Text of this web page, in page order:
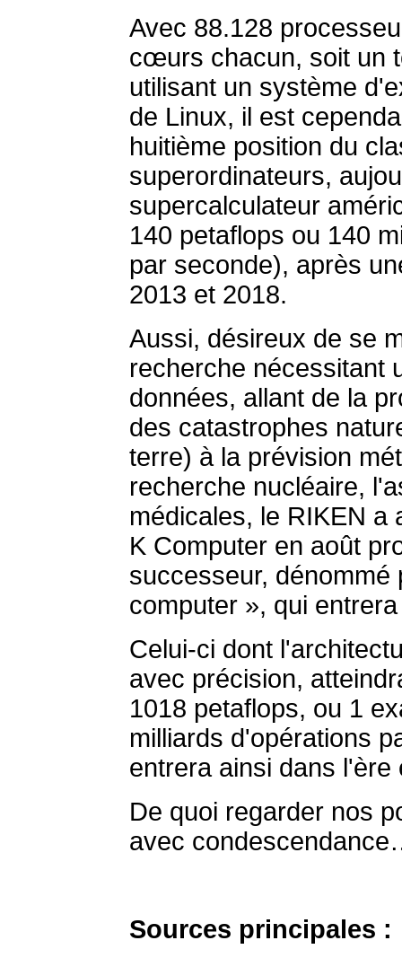
Avec 88.128
cœurs chacun, soit un
utilisant un système
de Linux, il est
huitième position du
superordinateurs,
supercalculateur
140 petaflops ou 140
par seconde), après
2013 et 2018.
Aussi, désireux de se
recherche nécessitant
données, allant de la
des catastrophes
terre) à la prévision
recherche nucléaire,
médicales, le RIKEN a
K Computer en août
successeur, dénommé
computer », qui
Celui-ci dont
avec précision,
1018 petaflops, ou 1
milliards d'opérations
entrera ainsi dans l'ère
De quoi regarder nos
avec
Sources principales :